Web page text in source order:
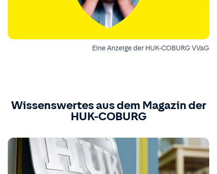
Eine Anzeige der HUK-COBURG VVaG
Wissenswertes aus dem Magazin der
HUK-COBURG